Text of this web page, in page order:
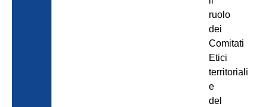
ruolo
dei
Comitati
Etici
territoriali
e
del